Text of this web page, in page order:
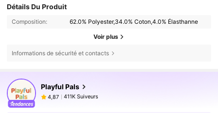
Détails Du Produit
Composition: 62.0% Polyester,34.0% Coton,4.0% Élasthanne
Voir plus
Informations de sécurité et contacts
Playful Pals
4,87
411K Suiveurs
r***a est en train de naviguer